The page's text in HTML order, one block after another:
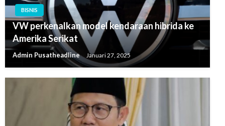
BISNIS
VW perkenalkan model kendaraan hibrida ke
Amerika Serikat
Admin Pusatheadline Januari 27, 2025